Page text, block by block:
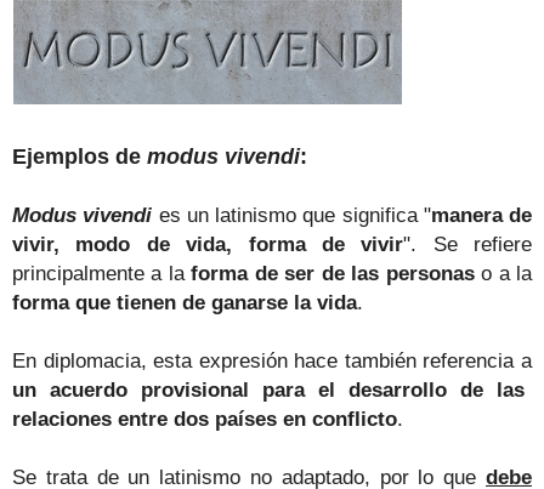
Ejemplos de modus vivendi:
Modus vivendi es un latinismo que significa "manera de
vivir, modo de vida, forma de vivir". Se refiere
principalmente a laforma de ser de las personaso a la
forma que tienen de ganarse la vida.
En diplomacia, esta expresión hace también referencia a
un acuerdo
provisional para el desarrollo de las
relaciones entre dos países en conflicto.
Se trata de un latinismo no adaptado, por lo que debe